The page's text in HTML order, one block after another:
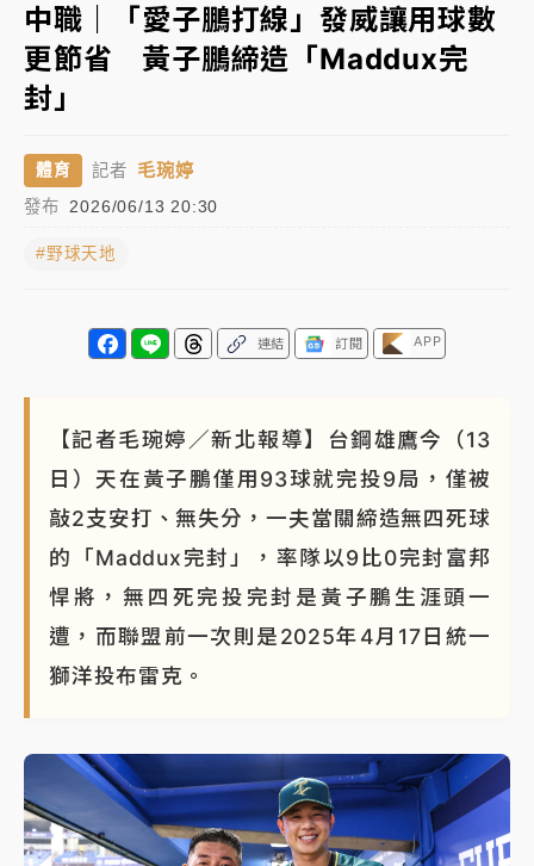
旅局回應了
中信慈善基金會想增加董事人數！辜仲諒向法院聲請遭
駁 理由曝光
故宮《龍藏經》特展第2檔！今線上預約開賣一度塞車
周六起展出延長至晚上7時
押庭
雨熱區曝
中職｜「愛子鵬打線」發威讓用球數
更節省 黃子鵬締造「Maddux完
封」
體育 記者 毛琬婷
發布 2026/06/13 20:30
#野球天地
連結 訂閱 APP
【記者毛琬婷／新北報導】台鋼雄鷹今（13
日）天在黃子鵬僅用93球就完投9局，僅被
敲2支安打、無失分，一夫當關締造無四死球
的「Maddux完封」，率隊以9比0完封富邦
悍將，無四死完投完封是黃子鵬生涯頭一
遭，而聯盟前一次則是2025年4月17日統一
獅洋投布雷克。